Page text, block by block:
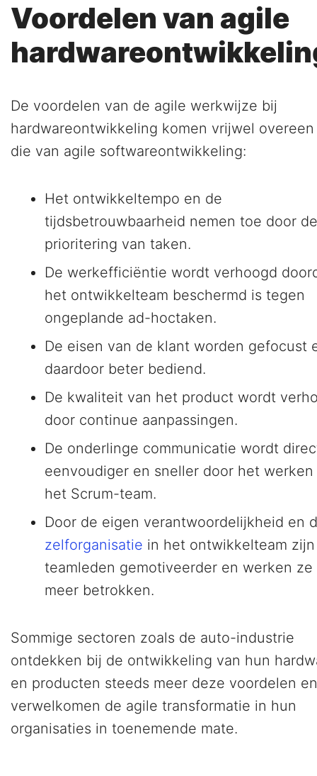
Voordelen van agile
De voordelen van de agile werkwijze bij
hardwareontwikkeling komen vrijwel
die van agile softwareontwikkeling:
Het ontwikkeltempo en de
tijdsbetrouwbaarheid nemen toe door de
prioritering van taken.
De werkefficiëntie wordt verhoogd
het ontwikkelteam beschermd is tegen
ongeplande ad-hoctaken.
De eisen van de klant worden gefocust
daardoor beter bediend.
De kwaliteit van het product wordt
door continue aanpassingen.
De onderlinge communicatie wordt
eenvoudiger en sneller door het werken
het Scrum-team.
Door de eigen verantwoordelijkheid en
zelforganisatie in het ontwikkelteam
teamleden gemotiveerder en werken ze
meer betrokken.
Sommige sectoren zoals de auto-industrie
ontdekken bij de ontwikkeling van hun
en producten steeds meer deze voordelen en
verwelkomen de agile transformatie in hun
organisaties in toenemende mate.